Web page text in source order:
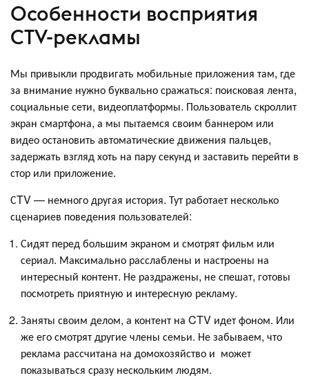
Особенности восприятия
CTV-рекламы
Мы привыкли продвигать мобильные приложения там, где
за внимание нужно буквально сражаться: поисковая лента,
социальные сети, видеоплатформы. Пользователь скроллит
экран смартфона, а мы пытаемся своим баннером или
видео остановить автоматические движения пальцев,
задержать взгляд хоть на пару секунд и заставить перейти в
стор или приложение.
СTV — немного другая история. Тут работает несколько
сценариев поведения пользователей:
Сидят перед большим экраном и смотрят фильм или
сериал. Максимально расслаблены и настроены на
интересный контент. Не раздражены, не спешат, готовы
посмотреть приятную и интересную рекламу.
Заняты своим делом, а контент на CTV идет фоном. Или
же его смотрят другие члены семьи. Не забываем, что
реклама рассчитана на домохозяйство и может
показываться сразу нескольким людям.